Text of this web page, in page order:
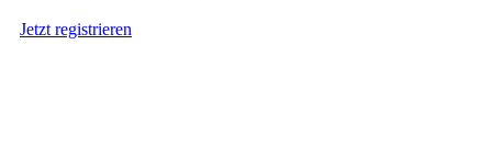
Jetzt registrieren